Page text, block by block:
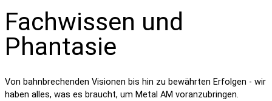
Fachwissen und
Phantasie
Von bahnbrechenden Visionen bis hin zu bewährten Erfolgen - wir
haben alles, was es braucht, um Metal AM voranzubringen.